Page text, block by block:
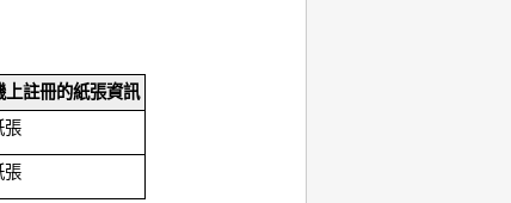
上註冊的紙張資訊
張
張